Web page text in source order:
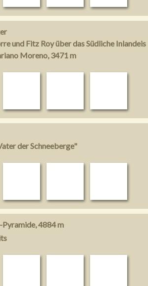
und Fitz Roy über das Südliche Inlandeis
Moreno, 3471 m
der Schneeberge"
4884 m